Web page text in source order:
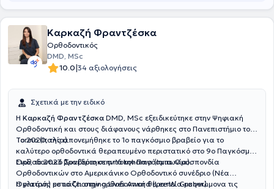
Καρκαζή Φραντζέσκα
Ορθοδοντικός
DMD, MSc
10.0|34 αξιολογήσεις
Σχετικά με την ειδικό
Η Καρκαζή Φραντζέσκα DMD, MSc εξειδικεύτηκε στην Ψηφιακή
Ορθοδοντική και στους διάφανους νάρθηκες στο Πανεπιστήμιο του
Torino (Ιταλία).
Το 2020, της απονεμήθηκε το 1ο παγκόσμιο βραβείο για το
καλύτερο ορθοδοντικά θεραπευμένο περιστατικό στο 9ο Παγκόσμιο
Ορθοδοντικό Συνέδριο στην Yokohama (Ιαπωνία).
Ενώ, το 2023 βραβεύτηκε από την Παγόσμια Ομοσπονδία
Ορθοδοντικών στο Αμερικάνικο Ορθοδοντικό συνέδριο (Νέα
Ορλεάνη) με το Changing Lives Award (Lee W. Graber).
Η γιατρός εστιάζει στην ορθοδοντική θεραπεία με γνώμονα τις